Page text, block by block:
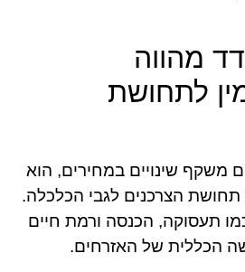
המדד מהווה
לתחושת
משקף שינויים במחירים, הוא
הצרכנים לגבי הכלכלה.
תעסוקה, הכנסה ורמת חיים
הכללית של האזרחים.